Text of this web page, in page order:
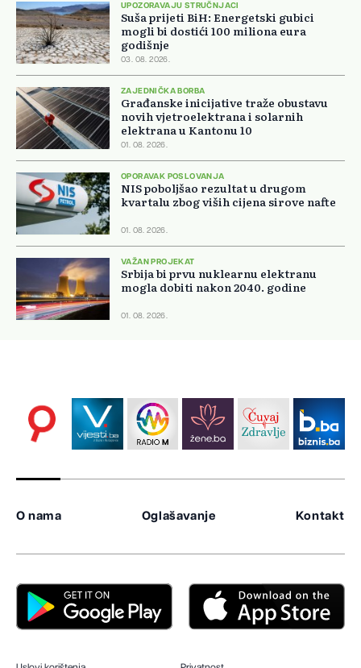
UPOZORAVAJU STRUČNJACI
Suša prijeti BiH: Energetski gubici
mogli bi dostići 100 miliona eura
godišnje
03. 08. 2026.
ZAJEDNIČKA BORBA
Građanske inicijative traže obustavu
novih vjetroelektrana i solarnih
elektrana u Kantonu 10
01. 08. 2026.
OPORAVAK POSLOVANJA
NIS poboljšao rezultat u drugom
kvartalu zbog viših cijena sirove nafte
01. 08. 2026.
VAŽAN PROJEKAT
Srbija bi prvu nuklearnu elektranu
mogla dobiti nakon 2040. godine
01. 08. 2026.
O nama Oglašavanje Kontakt